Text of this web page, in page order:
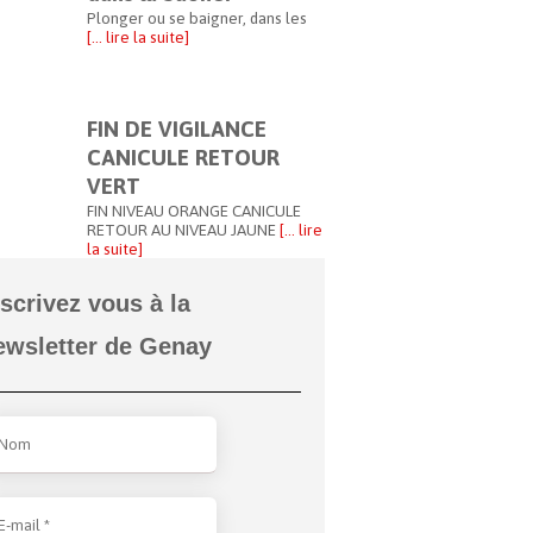
Plonger ou se baigner, dans les
[… lire la suite]
FIN DE VIGILANCE
CANICULE RETOUR
VERT
FIN NIVEAU ORANGE CANICULE
RETOUR AU NIVEAU JAUNE [… lire
la suite]
vous à la
de Genay